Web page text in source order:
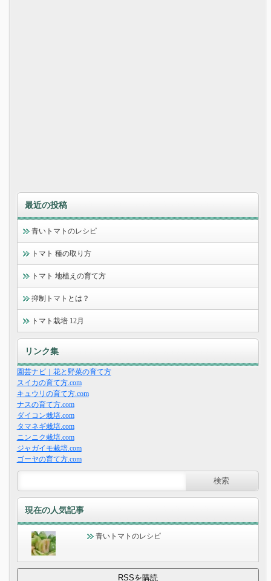
最近の投稿
青いトマトのレシピ
トマト 種の取り方
トマト 地植えの育て方
抑制トマトとは？
トマト栽培 12月
リンク集
園芸ナビ｜花と野菜の育て方
スイカの育て方.com
キュウリの育て方.com
ナスの育て方.com
ダイコン栽培.com
タマネギ栽培.com
ニンニク栽培.com
ジャガイモ栽培.com
ゴーヤの育て方.com
現在の人気記事
青いトマトのレシピ